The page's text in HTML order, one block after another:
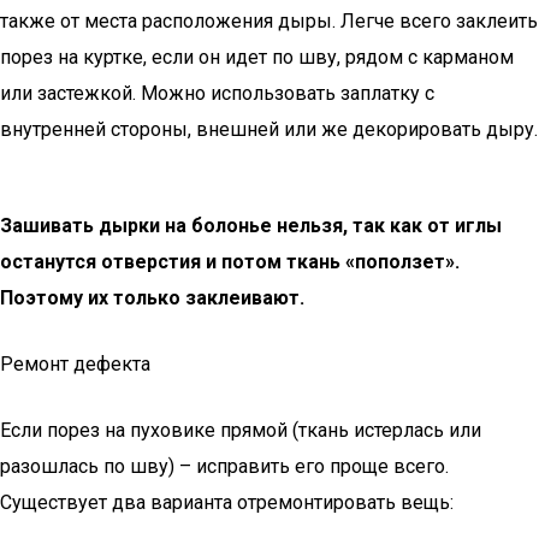
также от места расположения дыры. Легче всего заклеить
порез на куртке, если он идет по шву, рядом с карманом
или застежкой. Можно использовать заплатку с
внутренней стороны, внешней или же декорировать дыру.
Зашивать дырки на болонье нельзя, так как от иглы
останутся отверстия и потом ткань «поползет».
Поэтому их только заклеивают.
Ремонт дефекта
Если порез на пуховике прямой (ткань истерлась или
разошлась по шву) – исправить его проще всего.
Существует два варианта отремонтировать вещь: